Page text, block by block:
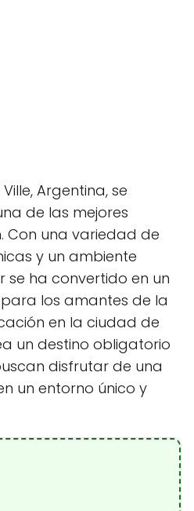
Argentina, se
de las mejores
Con una variedad de
y un ambiente
ha convertido en un
los amantes de la
en la ciudad de
un destino obligatorio
disfrutar de una
un entorno único y